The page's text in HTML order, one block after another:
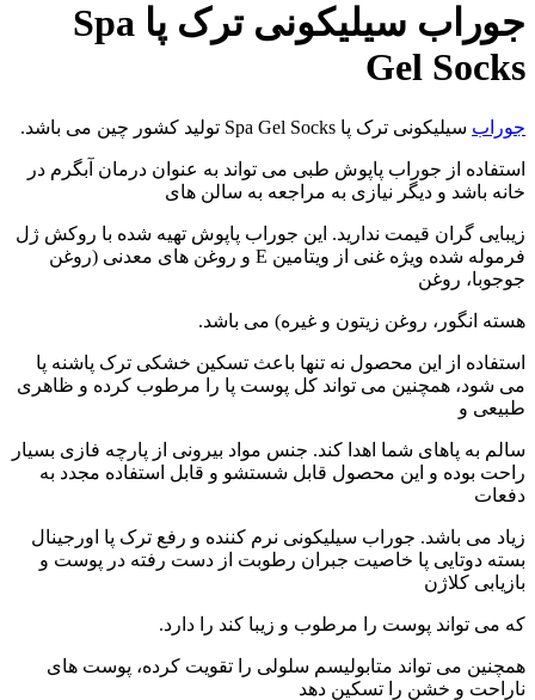
جوراب سیلیکونی ترک پا Spa
Gel Socks
جوراب سیلیکونی ترک پا Spa Gel Socks تولید کشور چین می باشد.
استفاده از جوراب پاپوش طبی می تواند به عنوان درمان آبگرم در
خانه باشد و دیگر نیازی به مراجعه به سالن های
زیبایی گران قیمت ندارید. این جوراب پاپوش تهیه شده با روکش ژل
فرموله شده ویژه غنی از ویتامین E و روغن های معدنی (روغن
جوجوبا، روغن
هسته انگور، روغن زیتون و غیره) می باشد.
استفاده از این محصول نه تنها باعث تسکین خشکی ترک پاشنه پا
می شود، همچنین می تواند کل پوست پا را مرطوب کرده و ظاهری
طبیعی و
سالم به پاهای شما اهدا کند. جنس مواد بیرونی از پارچه فازی بسیار
راحت بوده و این محصول قابل شستشو و قابل استفاده مجدد به
دفعات
زیاد می باشد. جوراب سیلیکونی نرم کننده و رفع ترک پا اورجینال
بسته دوتایی پا خاصیت جبران رطوبت از دست رفته در پوست و
بازیابی کلاژن
که می تواند پوست را مرطوب و زیبا کند را دارد.
همچنین می تواند متابولیسم سلولی را تقویت کرده، پوست های
ناراحت و خشن را تسکین دهد